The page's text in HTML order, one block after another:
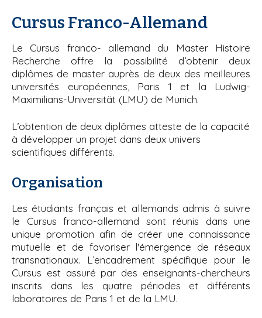
a
n
Cursus Franco-Allemand
Le Cursus franco- allemand du Master Histoire
Recherche offre la possibilité d’obtenir deux
diplômes de master auprès de deux des meilleures
universités européennes, Paris 1 et la Ludwig-
Maximilians-Universität (LMU) de Munich.
L’obtention de deux diplômes atteste de la capacité
à développer un projet dans deux univers
scientifiques différents.
Organisation
Les étudiants français et allemands admis à suivre
le Cursus franco-allemand sont réunis dans une
unique promotion afin de créer une connaissance
mutuelle et de favoriser l'émergence de réseaux
transnationaux. L’encadrement spécifique pour le
Cursus est assuré par des enseignants-chercheurs
inscrits dans les quatre périodes et différents
laboratoires de Paris 1 et de la LMU.